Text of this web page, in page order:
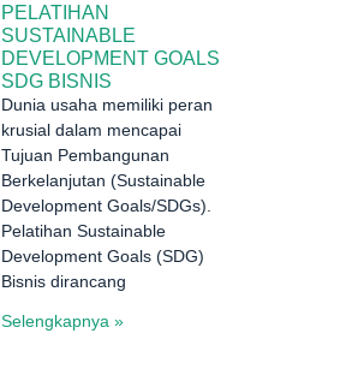
PELATIHAN
SUSTAINABLE
DEVELOPMENT GOALS
SDG BISNIS
Dunia usaha memiliki peran
krusial dalam mencapai
Tujuan Pembangunan
Berkelanjutan (Sustainable
Development Goals/SDGs).
Pelatihan Sustainable
Development Goals (SDG)
Bisnis dirancang
Selengkapnya »